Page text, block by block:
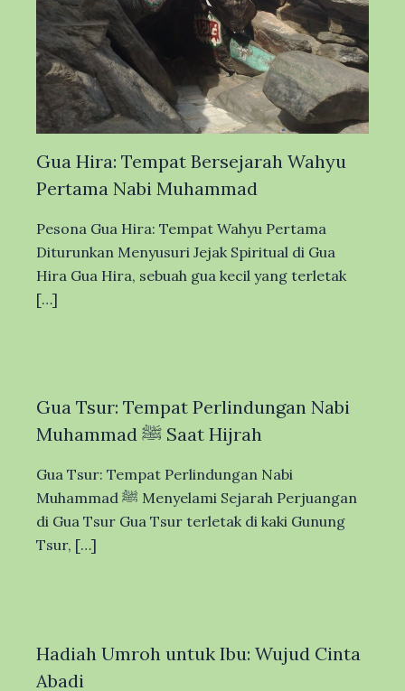
Gua Hira: Tempat Bersejarah Wahyu
Pertama Nabi Muhammad
Pesona Gua Hira: Tempat Wahyu Pertama
Diturunkan Menyusuri Jejak Spiritual di Gua
Hira Gua Hira, sebuah gua kecil yang terletak
[…]
Gua Tsur: Tempat Perlindungan Nabi
Muhammad ﷺ Saat Hijrah
Gua Tsur: Tempat Perlindungan Nabi
Muhammad ﷺ Menyelami Sejarah Perjuangan
di Gua Tsur Gua Tsur terletak di kaki Gunung
Tsur, […]
Hadiah Umroh untuk Ibu: Wujud Cinta
Abadi